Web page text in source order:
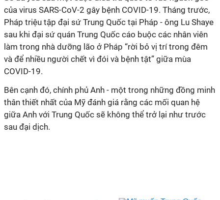
của virus SARS-CoV-2 gây bệnh COVID-19. Tháng trước,
Pháp triệu tập đại sứ Trung Quốc tại Pháp - ông Lu Shaye
sau khi đại sứ quán Trung Quốc cáo buộc các nhân viên
làm trong nhà dưỡng lão ở Pháp “rời bỏ vị trí trong đêm
và để nhiều người chết vì đói và bệnh tật” giữa mùa
COVID-19.
Bên cạnh đó, chính phủ Anh - một trong những đồng minh
thân thiết nhất của Mỹ đánh giá rằng các mối quan hệ
giữa Anh với Trung Quốc sẽ không thể trở lại như trước
sau đại dịch.